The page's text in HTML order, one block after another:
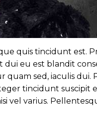
quis tincidunt est.
dui eu est blandit
sed, iaculis dui.
tincidunt suscipit
vel varius.